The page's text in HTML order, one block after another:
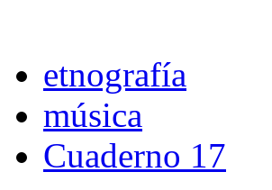
etnografía
música
Cuaderno 17